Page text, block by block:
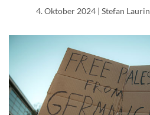
4. Oktober 2024| Stefan Laurin